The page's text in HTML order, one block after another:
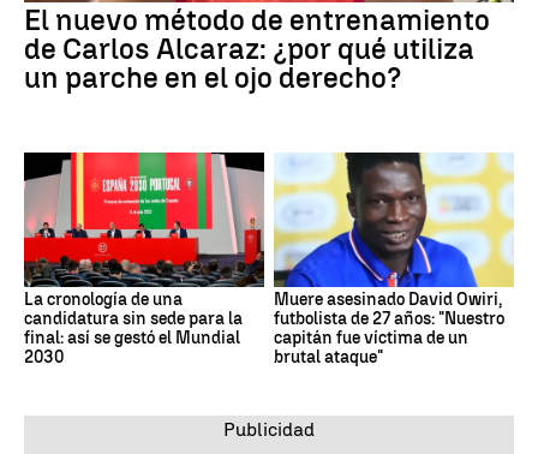
El nuevo método de entrenamiento
de Carlos Alcaraz: ¿por qué utiliza
un parche en el ojo derecho?
La cronología de una
candidatura sin sede para la
final: así se gestó el Mundial
2030
Muere asesinado David Owiri,
futbolista de 27 años: "Nuestro
capitán fue víctima de un
brutal ataque"